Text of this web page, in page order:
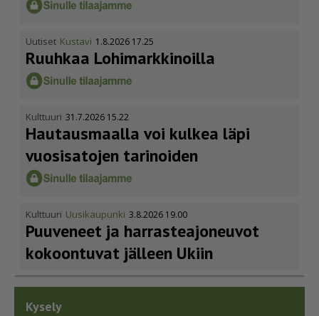
Uutiset Kustavi 1.8.2026 17.25
Ruuhkaa Lohimark­ki­noilla
Kulttuuri 31.7.2026 15.22
Hautausmaalla voi kulkea läpi
vuosisatojen tarinoiden
Kulttuuri Uusikaupunki 3.8.2026 19.00
Puuveneet ja harras­te­a­jo­neuvot
kokoontuvat jälleen Ukiin
Kysely